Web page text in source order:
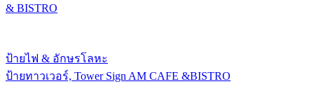
& BISTRO
ป้ายไฟ & อักษรโลหะ
ป้ายทาวเวอร์, Tower Sign AM CAFE &BISTRO